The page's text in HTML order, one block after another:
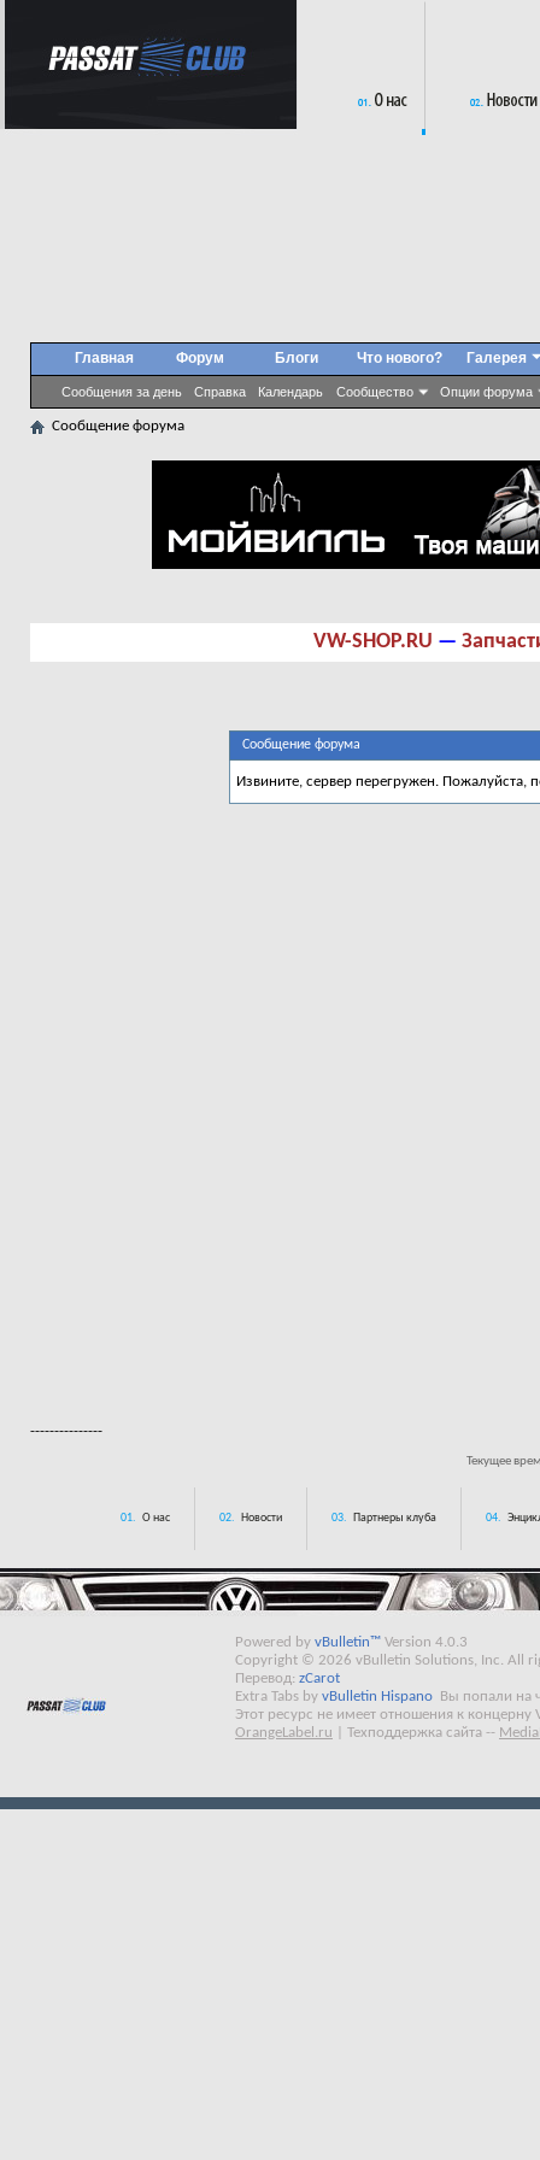
Главная Форум
Сообщения за день Справка Календарь Сообщество Опции форума
Блоги Что нового? Галерея
Сообщение форума
VW-SHOP.RU —
Сообщение форума
Извините, сервер перегружен. Пожалуйста,
---------------
Текущее
01. О нас 02. Новости 03. Партнеры клуба 04.
Powered by vBulletin™ Version 4.0.3
Copyright © 2026 vBulletin Solutions, Inc. All
Перевод: zCarot
Extra Tabs by vBulletin Hispano
Вы попали на
Этот ресурс не имеет отношения к концерну
OrangeLabel.ru
Техподдержка сайта --